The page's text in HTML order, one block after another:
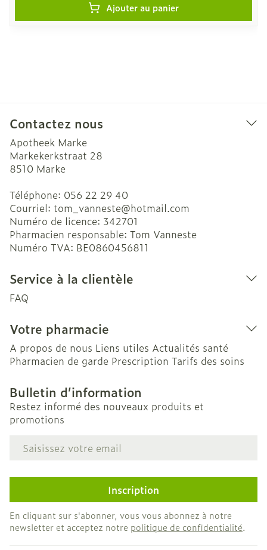
Ajouter au panier
Contactez nous
Apotheek Marke
Markekerkstraat 28
8510 Marke
Téléphone: 056 22 29 40
Courriel: tom_vanneste@hotmail.com
Numéro de licence: 342701
Pharmacien responsable: Tom Vanneste
Numéro TVA: BE0860456811
Service à la clientèle
FAQ
Votre pharmacie
A propos de nous Liens utiles Actualités santé
Pharmacien de garde Prescription Tarifs des soins
Bulletin d’information
Restez informé des nouveaux produits et
promotions
Adresse mail
Inscription
En cliquant sur s'abonner, vous vous abonnez à notre
newsletter et acceptez notre politique de confidentialité.